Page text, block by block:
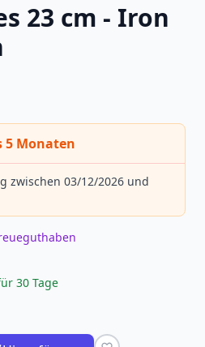
23 cm - Iron
5 Monaten
zwischen 03/12/2026 und
30 Tage